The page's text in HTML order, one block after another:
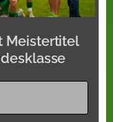
Meistertitel